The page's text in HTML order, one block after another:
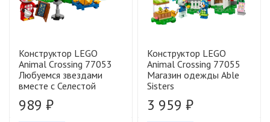
Конструктор LEGO
Animal Crossing 77053
Любуемся звездами
вместе с Селестой
989 ₽
Конструктор LEGO
Animal Crossing 77055
Магазин одежды Able
Sisters
3 959 ₽